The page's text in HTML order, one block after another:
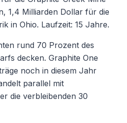
1,4 Milliarden Dollar für die
in Ohio. Laufzeit: 15 Jahre.
rund 70 Prozent des
decken. Graphite One
noch in diesem Jahr
parallel mit
die verbleibenden 30